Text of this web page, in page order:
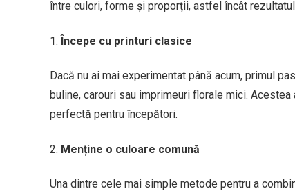
între culori, forme și proporții, astfel încât
Începe cu printuri clasice
Dacă nu ai mai experimentat până acum, primul
buline, carouri sau imprimeuri florale mici.
perfectă pentru începători.
Menține o culoare comună
Una dintre cele mai simple metode pentru a